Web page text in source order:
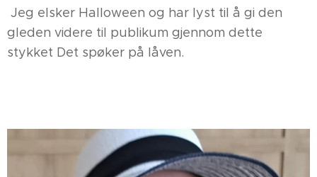
Jeg elsker Halloween og har lyst til å gi den
gleden videre til publikum gjennom dette
stykket Det spøker på låven.